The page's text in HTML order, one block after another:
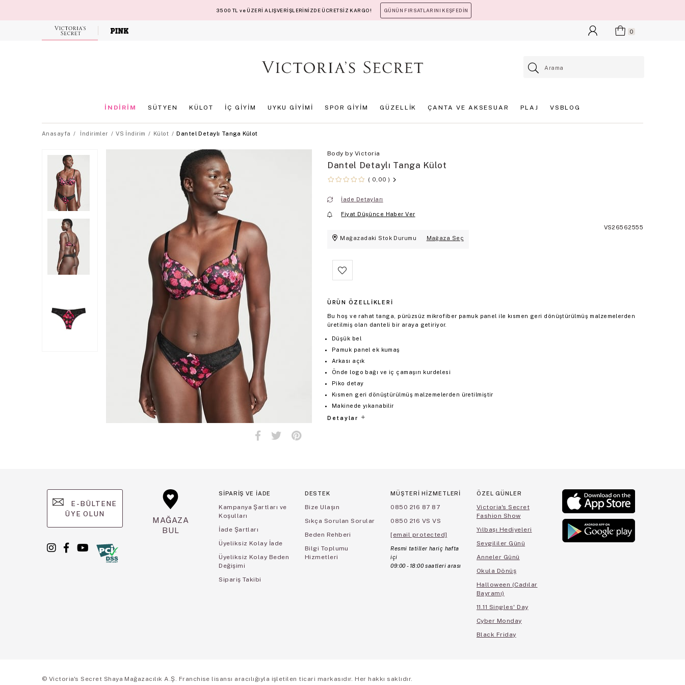
3500 TL ve ÜZERİ ALIŞVERİŞLERİNİZDE ÜCRETSİZ KARGO! GÜNÜN FIRSATLARINI KEŞFEDİN
Victoria's
Secret
0
İNDİRİM SÜTYEN KÜLOT İÇ GİYİM UYKU GİYİMİ SPOR GİYİM GÜZELLİK ÇANTA VE AKSESUAR PLAJ VSBLOG
Anasayfa İndirimler VS İndirim Külot Dantel Detaylı Tanga Külot
Body by Victoria
Dantel Detaylı Tanga Külot
0,00
İade Detayları
Fiyat Düşünce Haber Ver
VS26562555
Mağazadaki Stok Durumu
Mağaza Seç
ÜRÜN ÖZELLIKLERI
Bu hoş ve rahat tanga, pürüzsüz mikrofiber pamuk panel ile kısmen geri dönüştürülmüş malzemelerden
üretilmiş olan danteli bir araya getiriyor.
Düşük bel
Pamuk panel ek kumaş
Arkası açık
Önde logo bağı ve iç çamaşırı kurdelesi
Piko detay
Kısmen geri dönüştürülmüş malzemelerden üretilmiştir
Makinede yıkanabilir
Detaylar
E-BÜLTENE
ÜYE OLUN
MAĞAZA
BUL
SİPARİŞ VE İADE
Kampanya Şartları ve
Koşulları
İade Şartları
Üyeliksiz Kolay İade
Üyeliksiz Kolay Beden
Değişimi
Sipariş Takibi
DESTEK
Bize Ulaşın
Sıkça Sorulan Sorular
Beden Rehberi
Bilgi Toplumu
Hizmetleri
MÜŞTERİ HİZMETLERİ
0850 216 87 87
0850 216 VS VS
[email protected]
Resmi tatiller hariç hafta
içi
09:00 - 18:00 saatleri arası
ÖZEL GÜNLER
Victoria's Secret
Fashion Show
Yılbaşı Hediyeleri
Sevgililer Günü
Anneler Günü
Okula Dönüş
Halloween (Cadılar
Bayramı)
11.11 Singles' Day
Cyber Monday
Black Friday
© Victoria's Secret Shaya Mağazacılık A.Ş. Franchise lisansı aracılığıyla işletilen ticari markasıdır. Her hakkı saklıdır.